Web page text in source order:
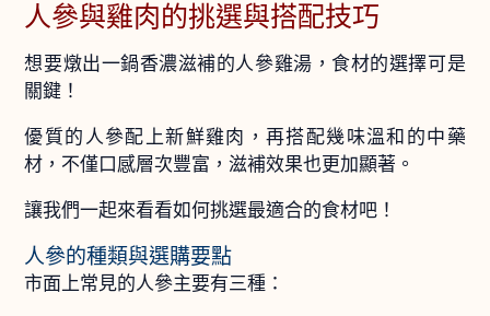
人參與雞肉的挑選與搭配技巧
想要燉出一鍋香濃滋補的人參雞湯，食材的選擇可是
關鍵！
優質的人參配上新鮮雞肉，再搭配幾味溫和的中藥
材，不僅口感層次豐富，滋補效果也更加顯著。
讓我們一起來看看如何挑選最適合的食材吧！
人參的種類與選購要點
市面上常見的人參主要有三種：